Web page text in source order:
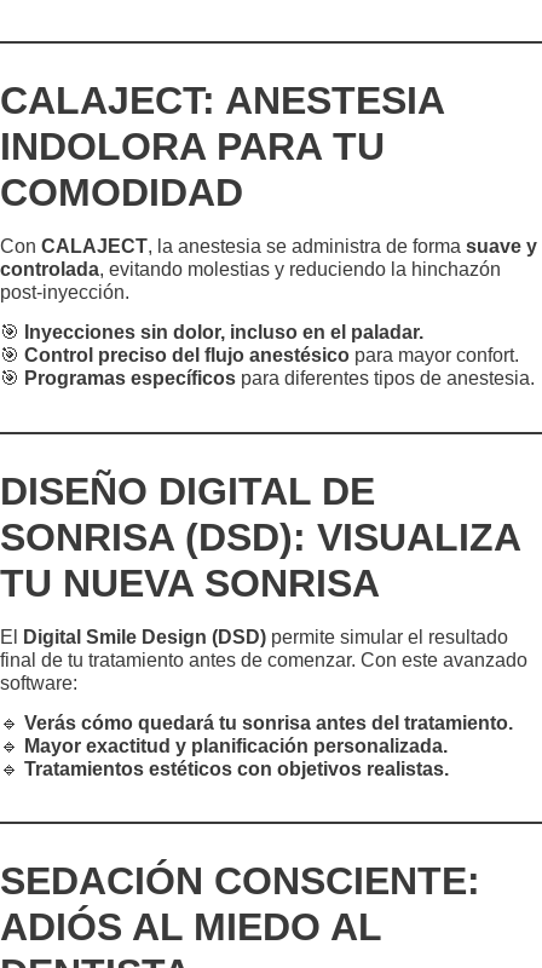
CALAJECT: ANESTESIA
INDOLORA PARA TU
COMODIDAD
Con CALAJECT, la anestesia se administra de forma suave y
controlada, evitando molestias y reduciendo la hinchazón
post-inyección.
🎯
Inyecciones sin dolor, incluso en el paladar.
🎯 Control preciso del flujo anestésico para mayor confort.
🎯 Programas específicos para diferentes tipos de anestesia.
DISEÑO DIGITAL DE
SONRISA (DSD): VISUALIZA
TU NUEVA SONRISA
El Digital Smile Design (DSD) permite simular el resultado
final de tu tratamiento antes de comenzar. Con este avanzado
software:
🔹 Verás cómo quedará tu sonrisa antes del tratamiento.
🔹
Mayor exactitud y planificación personalizada.
🔹 Tratamientos estéticos con objetivos realistas.
SEDACIÓN CONSCIENTE:
ADIÓS AL MIEDO AL